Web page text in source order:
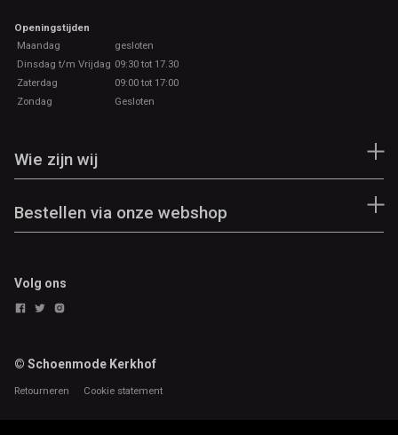
Openingstijden
Maandag
gesloten
Dinsdag t/m Vrijdag 09:30 tot 17.30
Zaterdag
09:00 tot 17:00
Zondag
Gesloten
Wie zijn wij
Bestellen via onze webshop
Volg ons
© Schoenmode Kerkhof
Retourneren Cookie statement